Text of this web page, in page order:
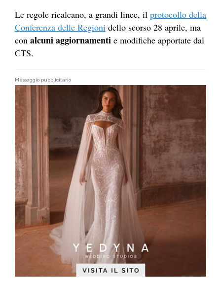
Le regole ricalcano, a grandi linee, il protocollo della
Conferenza delle Regioni dello scorso 28 aprile, ma
con alcuni aggiornamenti e modifiche apportate dal
CTS.
Messaggio pubblicitario